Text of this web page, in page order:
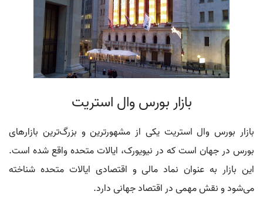
بازار بورس وال استریت
بازار بورس وال استریت یکی از مشهورترین و بزرگ‌ترین بازارهای
بورس در جهان است که در نیویورک، ایالات متحده واقع شده است.
این بازار به عنوان نماد مالی و اقتصادی ایالات متحده شناخته
می‌شود و نقش مهمی در اقتصاد جهانی دارد.